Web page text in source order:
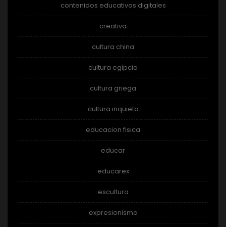
contenidos educativos digitales
creativa
cultura china
cultura egipcia
cultura griega
cultura inquieta
educacion fisica
educar
educarex
escultura
expresionismo